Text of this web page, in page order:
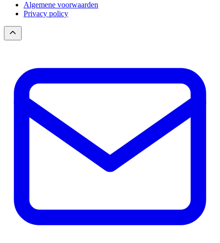
Algemene voorwaarden
Privacy policy